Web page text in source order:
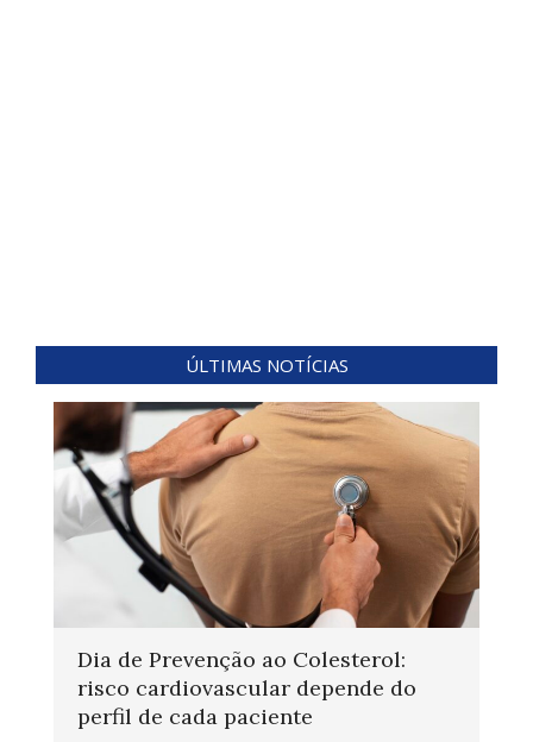
ÚLTIMAS NOTÍCIAS
Dia de Prevenção ao Colesterol:
risco cardiovascular depende do
perfil de cada paciente